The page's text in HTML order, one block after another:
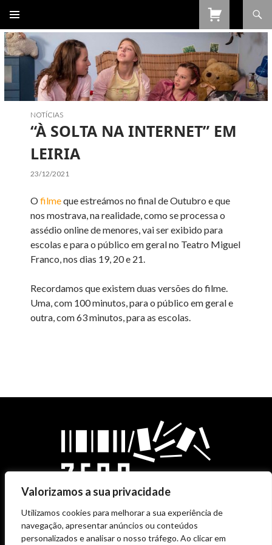
Valorizamos a sua privacidade
Utilizamos cookies para melhorar a sua experiência de
navegação, apresentar anúncios ou conteúdos
personalizados e analisar o nosso tráfego. Ao clicar em
PARA
O
CONTEÚDO
NOTÍCIAS
“À SOLTA NA INTERNET” EM
LEIRIA
23/12/2021
Ofilmeque estreámos no final de Outubro e que
nos mostrava, na realidade, como se processa o
assédio online de menores, vai ser exibido para
escolas e para o público em geral no Teatro Miguel
Franco, nos dias 19, 20 e 21.
Recordamos que existem duas versões do filme.
Uma, com 100 minutos, para o público em geral e
outra, com 63 minutos, para as escolas.